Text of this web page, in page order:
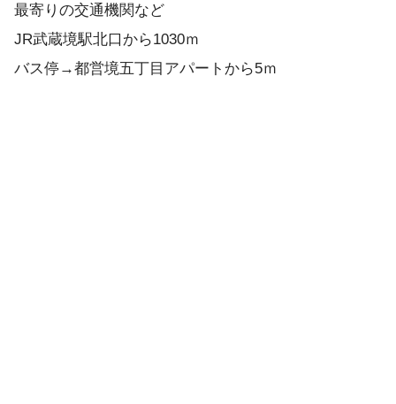
最寄りの交通機関など
JR武蔵境駅北口から1030ｍ
バス停→都営境五丁目アパートから5ｍ